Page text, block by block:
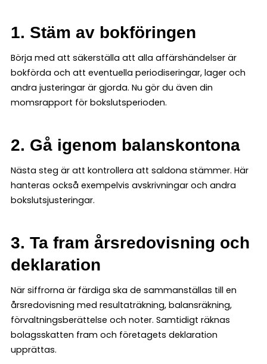
1. Stäm av bokföringen
Börja med att säkerställa att alla affärshändelser är
bokförda och att eventuella periodiseringar, lager och
andra justeringar är gjorda. Nu gör du även din
momsrapport för bokslutsperioden.
2. Gå igenom balanskontona
Nästa steg är att kontrollera att saldona stämmer. Här
hanteras också exempelvis avskrivningar och andra
bokslutsjusteringar.
3. Ta fram årsredovisning och
deklaration
När siffrorna är färdiga ska de sammanställas till en
årsredovisning med resultaträkning, balansräkning,
förvaltningsberättelse och noter. Samtidigt räknas
bolagsskatten fram och företagets deklaration
upprättas.